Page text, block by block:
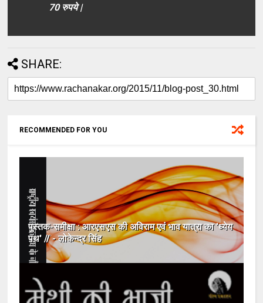
70 रुपये |
SHARE:
RECOMMENDED FOR YOU
पुस्तक-समीक्षा : आरएसएस की अविराम एवं भाव यात्रा का 'ध्येय
पथ' // - लोकेन्द्र सिंह